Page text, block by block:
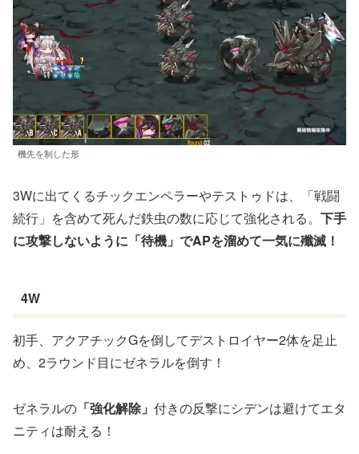
機先を制した形
3Wに出てくるチックエンペラーやテストゥドは、「戦闘
続行」を含めて死んだ鉄虫の数に応じて強化される。 下手
に攻撃しないように「待機」でAPを溜めて一気に殲滅！
4W
初手、アクアチックGを倒してデストロイヤー2体を足止
め、2ラウンド目にゼネラルを倒す！
ゼネラルの 「強化解除」 付きの反撃にシデンは避けてエタ
ニティは耐える！